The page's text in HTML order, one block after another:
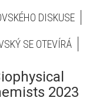
DISKUSE
SE OTEVÍRÁ
2023